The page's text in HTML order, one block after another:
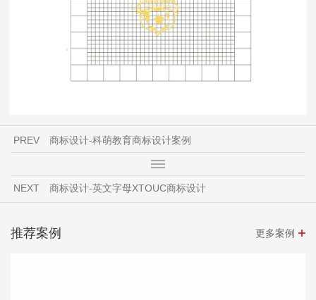
PREV 商标设计-科萌教育商标设计案例
NEXT 商标设计-英文字母XTOUC商标设计
推荐案例 更多案例